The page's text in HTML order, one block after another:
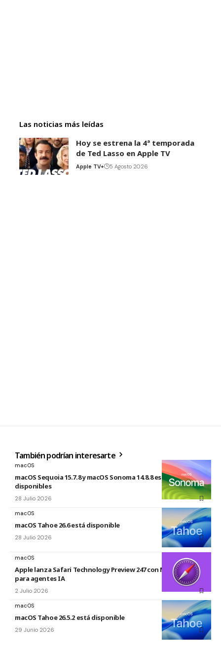
Las noticias más leídas
Hoy se estrena la 4ª temporada
de Ted Lasso en Apple TV
Apple TV+ 5 Agosto 2026
También podrían interesarte
macOS
macOS Sequoia 15.7.8 y macOS Sonoma 14.8.8 están
disponibles
28 Julio 2026
macOS
macOS Tahoe 26.6 está disponible
28 Julio 2026
macOS
Apple lanza Safari Technology Preview 247 con MCP Server
para agentes IA
2 Julio 2026
macOS
macOS Tahoe 26.5.2 está disponible
29 Junio 2026